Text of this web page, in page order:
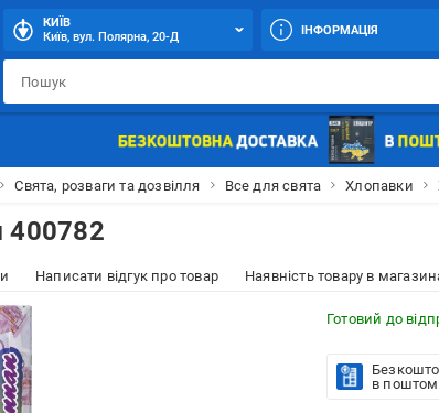
КИЇВ
Київ, вул. Полярна, 20-Д
ІНФОРМАЦІЯ
Свята, розваги та дозвілля Все для свята Хлопавки
400782
Написати відгук про товар Наявність товару в
Готовий до
в